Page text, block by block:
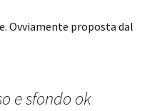
Ovviamente proposta dal
e sfondo ok